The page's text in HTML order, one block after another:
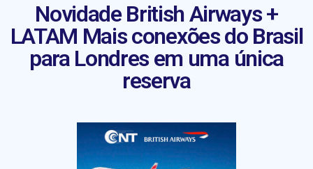
Novidade British Airways +
LATAM Mais conexões do Brasil
para Londres em uma única
reserva